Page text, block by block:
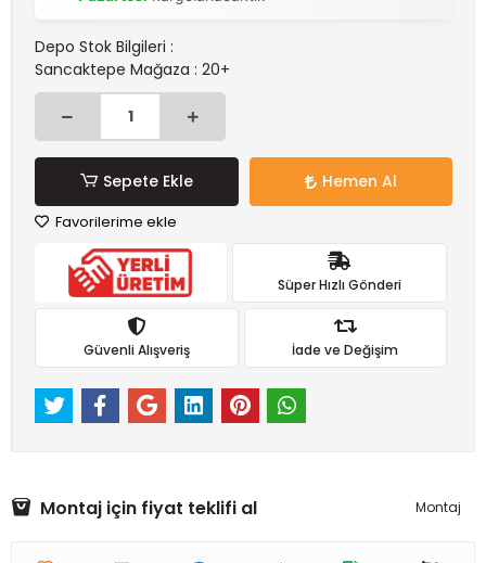
Depo Stok Bilgileri :
Sancaktepe Mağaza : 20+
Sepete Ekle Hemen Al
Favorilerime ekle
Süper Hızlı Gönderi
Güvenli Alışveriş İade ve Değişim
Montaj için fiyat teklifi al Montaj